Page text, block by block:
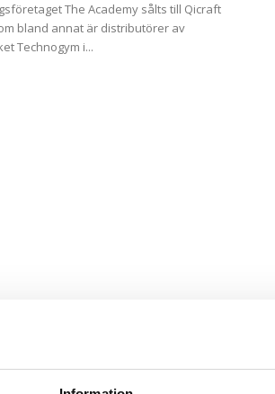
The Academy sålts till Qicraft
bland annat är distributörer av
Technogym i...